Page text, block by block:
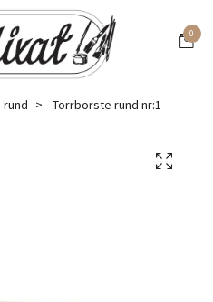
0
Torrborste rund nr:1